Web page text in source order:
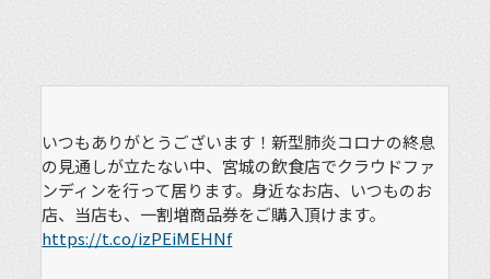
いつもありがとうございます！新型肺炎コロナの終息
の見通しが立たない中、宮城の飲食店でクラウドファ
ンディンを行って居ります。身近なお店、いつものお
店、当店も、一割増商品券をご購入頂けます。
https://t.co/izPEiMEHNf